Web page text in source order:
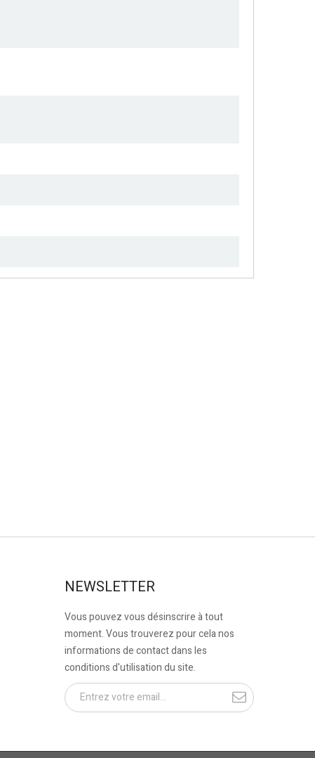
NEWSLETTER
Vous pouvez vous désinscrire à tout
moment. Vous trouverez pour cela nos
informations de contact dans les
conditions d'utilisation du site.